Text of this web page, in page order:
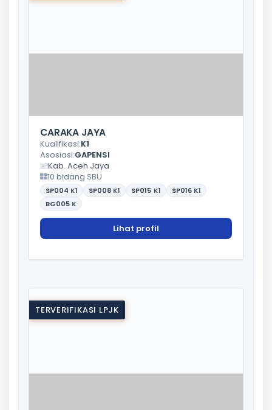
CARAKA JAYA
Kualifikasi:K1
Asosiasi:GAPENSI
Kab. Aceh Jaya
10 bidang SBU
SP004 K1 SP008 K1 SP015 K1 SP016 K1
BG005 K
Lihat profil
TERVERIFIKASI LPJK